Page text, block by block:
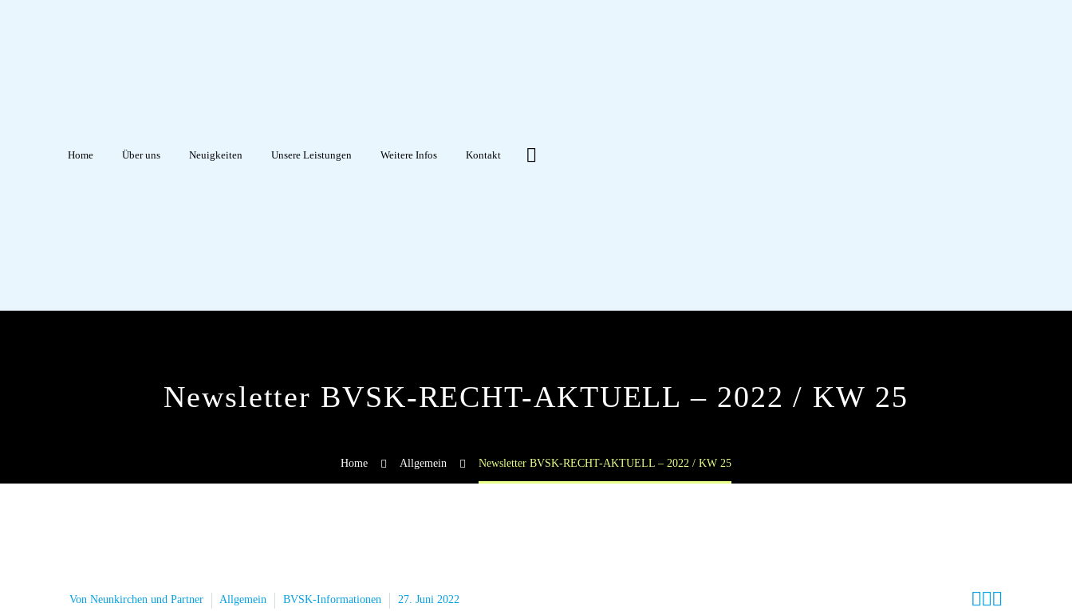
Home Über uns Neuigkeiten Unsere Leistungen Weitere Infos Kontakt
Newsletter BVSK-RECHT-AKTUELL – 2022 / KW 25
Home Allgemein Newsletter BVSK-RECHT-AKTUELL – 2022 / KW 25

Von Neunkirchen und Partner Allgemein BVSK-Informationen 27. Juni 2022